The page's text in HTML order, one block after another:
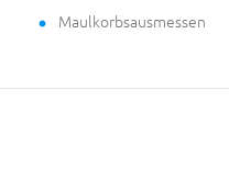
Maulkorbsausmessen